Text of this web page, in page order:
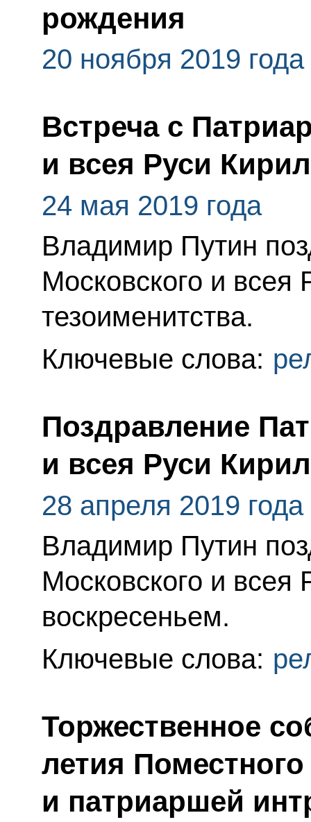
рождения
20 ноября 2019 года
Встреча с
и всея Руси
24 мая 2019 года
Владимир Путин
Московского и
тезоименитства.
Ключевые слова:
Поздравление
и всея Руси
28 апреля 2019 года
Владимир Путин
Московского и
воскресеньем.
Ключевые слова:
Торжественное
летия
и патриаршей